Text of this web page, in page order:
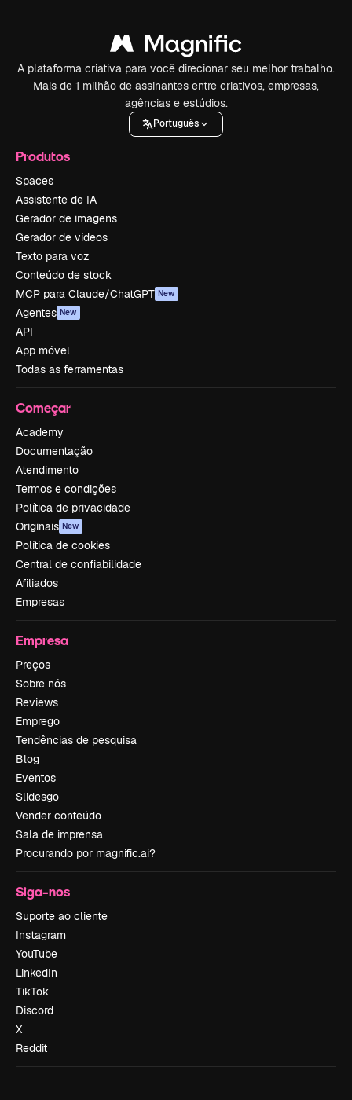
A plataforma criativa para você direcionar seu melhor trabalho.
Mais de 1 milhão de assinantes entre criativos, empresas,
agências e estúdios.
Português
Produtos
Spaces
Assistente de IA
Gerador de imagens
Gerador de vídeos
Texto para voz
Conteúdo de stock
MCP para Claude/ChatGPT New
Agentes New
API
App móvel
Todas as ferramentas
Começar
Academy
Documentação
Atendimento
Termos e condições
Política de privacidade
Originais New
Política de cookies
Central de confiabilidade
Afiliados
Empresas
Empresa
Preços
Sobre nós
Reviews
Emprego
Tendências de pesquisa
Blog
Eventos
Slidesgo
Vender conteúdo
Sala de imprensa
Procurando por magnific.ai?
Siga-nos
Suporte ao cliente
Instagram
YouTube
LinkedIn
TikTok
Discord
X
Reddit